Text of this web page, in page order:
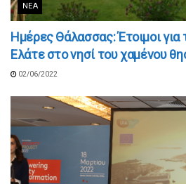
ΝΈΑ
Ημέρες Θάλασσας: Έτοιμοι για
Ελάτε στο νησί του χαμένου
02/06/2022